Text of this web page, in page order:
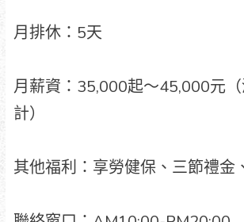
月排休：5天
月薪資：35,000起～45,000元
計）
其他福利：享勞健保、三節禮金